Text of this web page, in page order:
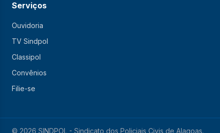
Serviços
Ouvidoria
TV Sindpol
Classipol
Convênios
Filie-se
© 2026 SINDPOL - Sindicato dos Policiais Civis de Alagoas.